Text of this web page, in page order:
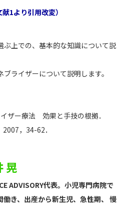
1より引用改変）
ぶ上での、基本的な知識について説
ライザーについて説明します。
ザー療法 効果と手技の根拠．
，34-62．
晃
ADVISORY代表。小児専門病院で
働き、出産から新生児、急性期、 慢